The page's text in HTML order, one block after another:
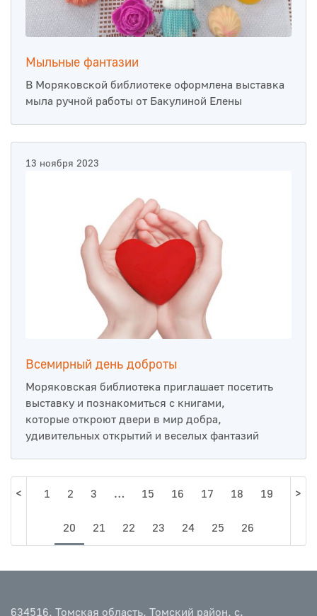
Мыльные фантазии
В Моряковской библиотеке оформлена выставка
мыла ручной работы от Бакулиной Елены
13 ноября 2023
Всемирный день доброты
Моряковская библиотека приглашает посетить
выставку и познакомиться с книгами,
которые откроют двери в мир добра,
удивительных открытий и веселых фантазий
< 1 2 3 … 15 16 17 18 19
20 21 22 23 24 25 26
>
634516, Томская область, Томский район, с.